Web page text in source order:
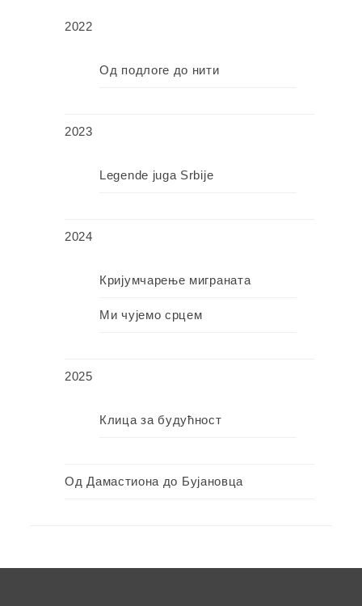
2022
Од подлоге до нити
2023
Legende juga Srbije
2024
Кријумчарење миграната
Ми чујемо срцем
2025
Клица за будућност
Од Дамастиона до Бујановца